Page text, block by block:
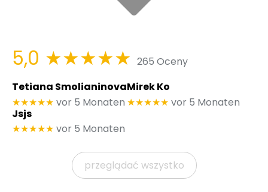
5,0 ★★★★★ 265 Oceny
Tetiana Smolianinova
★★★★★ vor 5 Monaten
Mirek Ko
★★★★★ vor 5 Monaten
Jsjs
★★★★★ vor 5 Monaten
przeglądać wszystko